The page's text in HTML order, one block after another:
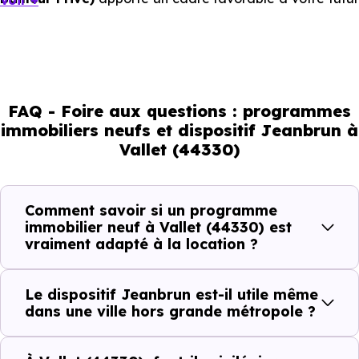
comportent pas de la même manière, tous les logements
ne répondent pas à la même demande, et toutes les
résidences n’offrent pas le même potentiel locatif.
Avant la fiscalité, une question
simple : quelle est la pertinence de
votre projet d’investissement
locatif avec le dispositif Jeanbrun
à Vallet (44330) ?
À
investissement locatif
FAQ - Foire aux questions : programmes
immobiliers neufs et dispositif Jeanbrun à
Vallet (44330)
Comment savoir si un programme
immobilier neuf à Vallet (44330) est
vraiment adapté à la location ?
Le dispositif Jeanbrun est-il utile même
dans une ville hors grande métropole ?